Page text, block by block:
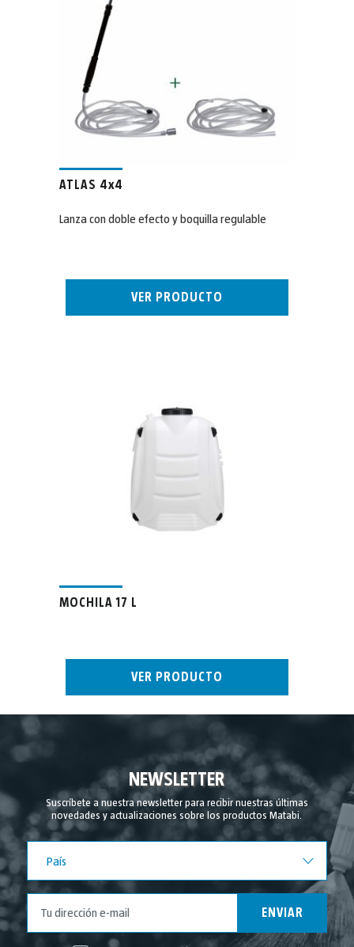
ATLAS 4x4
Lanza con doble efecto y boquilla regulable
VER PRODUCTO
MOCHILA 17 L
VER PRODUCTO
NEWSLETTER
Suscríbete a nuestra newsletter para recibir nuestras últimas
novedades y actualizaciones sobre los productos Matabi.
País
ENVIAR